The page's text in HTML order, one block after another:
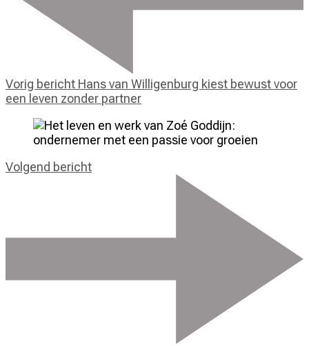
Vorig bericht Hans van Willigenburg kiest bewust voor
een leven zonder partner
Volgend bericht